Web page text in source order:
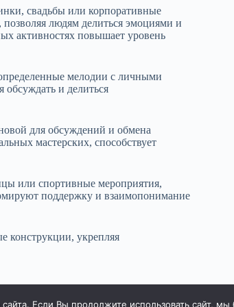
свадьбы или корпоративные
людям делиться эмоциями и
активностях повышает уровень
мелодии с личными
и делиться
для обсуждений и обмена
мастерских, способствует
или спортивные мероприятия,
поддержку и взаимопонимание
конструкции, укрепляя
Если Вы продолжите использовать сайт, мы